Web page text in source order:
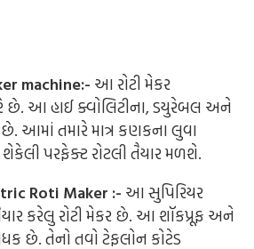
machine:- આ રોટી મેકર
છે. આ હાઈ ક્વોલિટીના, ડયુરેબલ અને
આમાં તમારે માત્ર કણકના લુવા
પરફેક્ટ રોટલી તૈયાર મળશે.
Roti Maker :- આ સુપિરિયર
કરેલુ રોટી મેકર છે. આ શૉકપ્રૂફ અને
છે. તેનો તવો ટેફલોન કોટેડ